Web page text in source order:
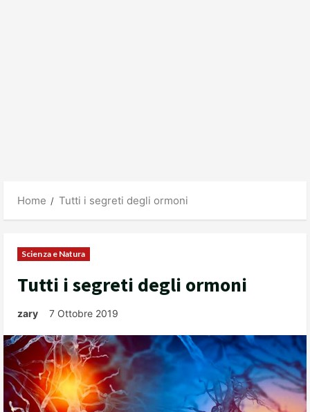
Home Tutti i segreti degli ormoni
Scienza e Natura
Tutti i segreti degli ormoni
zary 7 Ottobre 2019